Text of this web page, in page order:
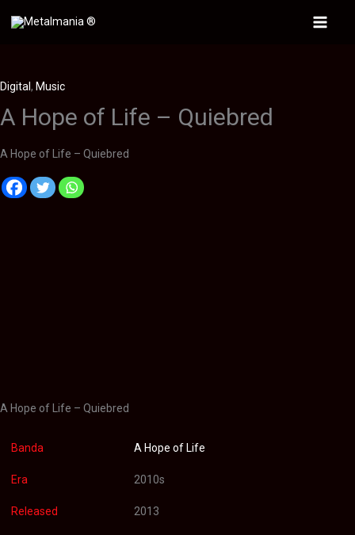
Main
Digital , Music
A Hope of Life – Quiebred
A Hope of Life – Quiebred
A Hope of Life – Quiebred
Banda A Hope of Life
Era 2010s
Released 2013